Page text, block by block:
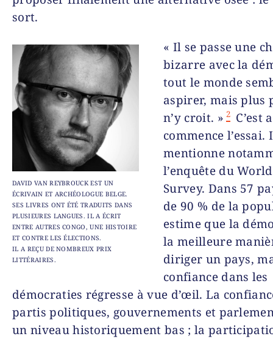
sort.
DAVID VAN REYBROUCK EST UN
ÉCRIVAIN ET ARCHÉOLOGUE BELGE.
SES LIVRES ONT ÉTÉ TRADUITS DANS
PLUSIEURES LANGUES. IL A ÉCRIT
ENTRE AUTRES CONGO, UNE HISTOIRE
ET CONTRE LES ÉLECTIONS.
IL A REÇU DE NOMBREUX PRIX
LITTÉRAIRES.
« Il se passe une
bizarre avec la
tout le monde
aspirer, mais plus
n’y croit. » 2 C’est
commence l’essai.
mentionne
l’enquête du
Survey. Dans 57
de 90 % de la
estime que la
la meilleure
diriger un pays,
confiance dans les
démocraties régresse à vue d’œil. La
partis politiques, gouvernements et
un niveau historiquement bas ; la